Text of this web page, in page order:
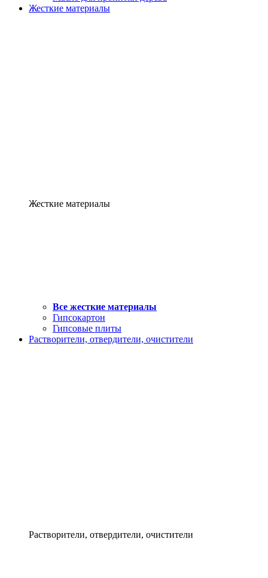
Жесткие материалы
Жесткие материалы
Все жесткие материалы
Гипсокартон
Гипсовые плиты
Растворители, отвердители, очистители
Растворители, отвердители, очистители